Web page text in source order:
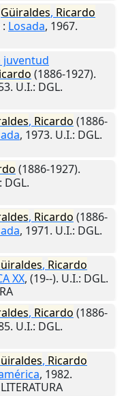
Güiraldes, Ricardo
: Losada, 1967.
juventud
(1886-1927).
. U.I.: DGL.
, Ricardo (1886-
, 1973. U.I.: DGL.
(1886-1927).
: DGL.
, Ricardo (1886-
, 1971. U.I.: DGL.
, Ricardo
XX, (19--). U.I.: DGL.
, Ricardo (1886-
. U.I.: DGL.
, Ricardo
, 1982.